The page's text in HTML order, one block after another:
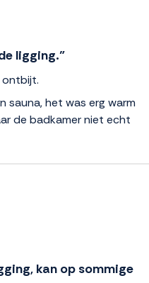
ligging.”
ontbijt.
sauna, het was erg warm
de badkamer niet echt
kan op sommige